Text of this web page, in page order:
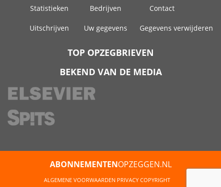
Statistieken Bedrijven Contact
Uitschrijven Uw gegevens Gegevens verwijderen
TOP OPZEGBRIEVEN
BEKEND VAN DE MEDIA
ABONNEMENTENOPZEGGEN.NL
ALGEMENE VOORWAARDEN PRIVACY COPYRIGHT